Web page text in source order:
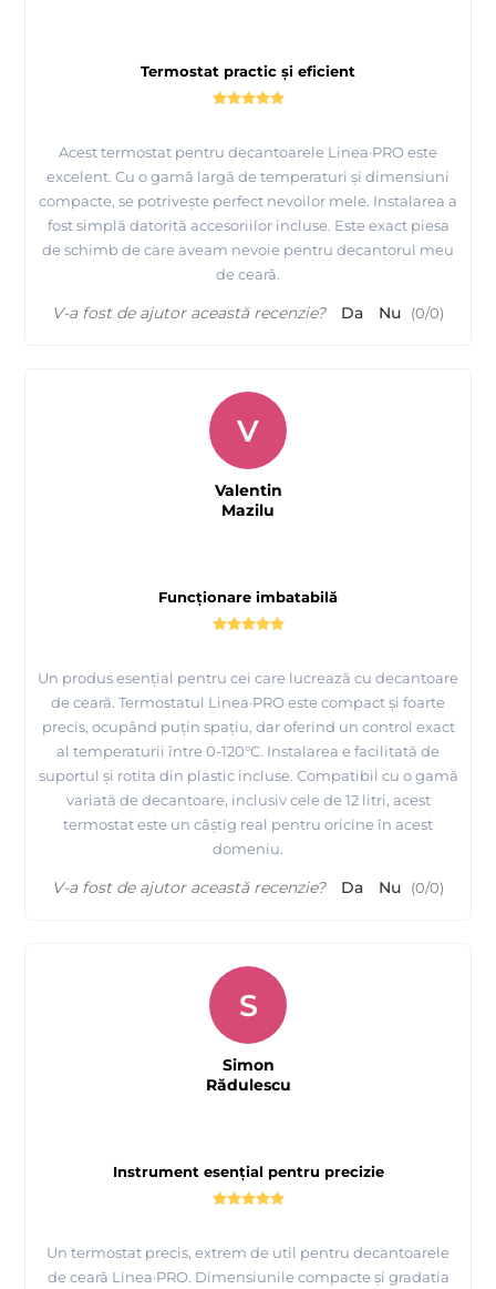
Termostat practic și eficient
Acest termostat pentru decantoarele Linea·PRO este
excelent. Cu o gamă largă de temperaturi și dimensiuni
compacte, se potrivește perfect nevoilor mele. Instalarea a
fost simplă datorită accesoriilor incluse. Este exact piesa
de schimb de care aveam nevoie pentru decantorul meu
de ceară.
V-a fost de ajutor această recenzie? Da Nu (0/0)
Funcționare imbatabilă
Un produs esențial pentru cei care lucrează cu decantoare
de ceară. Termostatul Linea·PRO este compact și foarte
precis, ocupând puțin spațiu, dar oferind un control exact
al temperaturii între 0-120°C. Instalarea e facilitată de
suportul și rotita din plastic incluse. Compatibil cu o gamă
variată de decantoare, inclusiv cele de 12 litri, acest
termostat este un câștig real pentru oricine în acest
domeniu.
V
Valentin
Mazilu
V-a fost de ajutor această recenzie? Da Nu (0/0)
Instrument esențial pentru precizie
Un termostat precis, extrem de util pentru decantoarele
de ceară Linea·PRO. Dimensiunile compacte și gradatia
S
Simon
Rădulescu